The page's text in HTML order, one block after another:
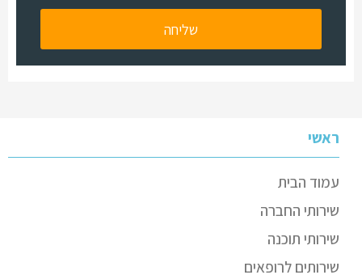
ראשי
עמוד הבית
שירותי החברה
שירותי תוכנה
שירותים לרופאים